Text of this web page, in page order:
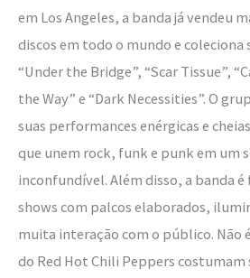
em Los Angeles, a banda já vendeu
discos em todo o mundo e coleciona
“Under the Bridge”, “Scar Tissue”,
the Way” e “Dark Necessities”. O
suas performances enérgicas e
que unem rock, funk e punk em um
inconfundível. Além disso, a banda é
shows com palcos elaborados,
muita interação com o público. Não
do Red Hot Chili Peppers